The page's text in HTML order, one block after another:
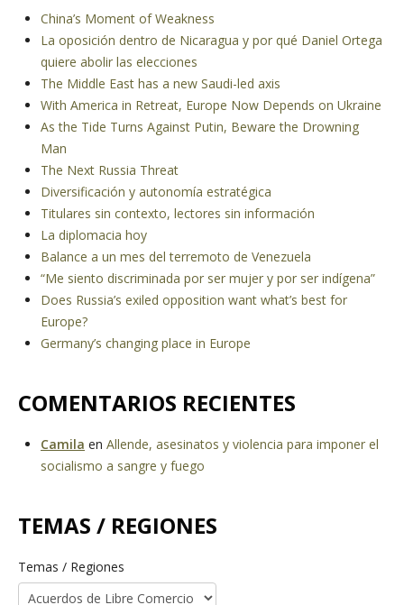
China’s Moment of Weakness
La oposición dentro de Nicaragua y por qué Daniel Ortega
quiere abolir las elecciones
The Middle East has a new Saudi-led axis
With America in Retreat, Europe Now Depends on Ukraine
As the Tide Turns Against Putin, Beware the Drowning
Man
The Next Russia Threat
Diversificación y autonomía estratégica
Titulares sin contexto, lectores sin información
La diplomacia hoy
Balance a un mes del terremoto de Venezuela
“Me siento discriminada por ser mujer y por ser indígena”
Does Russia’s exiled opposition want what’s best for
Europe?
Germany’s changing place in Europe
COMENTARIOS RECIENTES
Camila en Allende, asesinatos y violencia para imponer el
socialismo a sangre y fuego
TEMAS / REGIONES
Temas / Regiones